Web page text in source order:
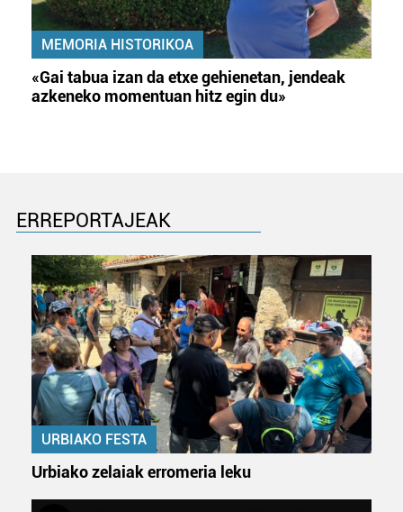
MEMORIA HISTORIKOA
«Gai tabua izan da etxe gehienetan, jendeak
azkeneko momentuan hitz egin du»
ERREPORTAJEAK
URBIAKO FESTA
Urbiako zelaiak erromeria leku